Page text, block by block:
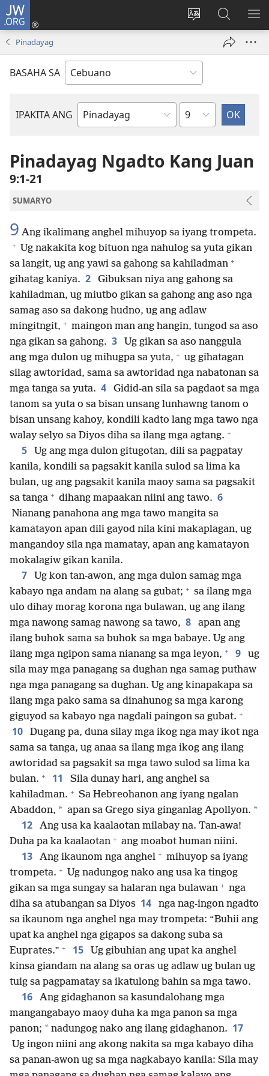
JW.ORG
Ilisi
pinulongan
sa
site
Log
ug
window)
Pangitaa
sa
JW.ORG
Pinadayag
BASAHA SA
IPAKITA ANG
Basahon
Bibliya
Kapitulo
Pinadayag Ngadto Kang Juan
9:1-21
SUMARYO
9 Ang ikalimang anghel mihuyop sa iyang trompeta.
+ Ug nakakita kog bituon nga nahulog sa yuta gikan
sa langit, ug ang yawi sa gahong sa kahiladman +
gihatag kaniya. 2
Gibuksan niya ang gahong sa
kahiladman, ug miutbo gikan sa gahong ang aso nga
samag aso sa dakong hudno, ug ang adlaw
mingitngit, + maingon man ang hangin, tungod sa aso
nga gikan sa gahong. 3
Ug gikan sa aso nanggula
ang mga dulon ug mihugpa sa yuta, + ug gihatagan
silag awtoridad, sama sa awtoridad nga nabatonan sa
mga tanga sa yuta. 4
Gidid-an sila sa pagdaot sa mga
tanom sa yuta o sa bisan unsang lunhawng tanom o
bisan unsang kahoy, kondili kadto lang mga tawo nga
walay selyo sa Diyos diha sa ilang mga agtang. +
5
Ug ang mga dulon gitugotan, dili sa pagpatay
kanila, kondili sa pagsakit kanila sulod sa lima ka
bulan, ug ang pagsakit kanila maoy sama sa pagsakit
sa tanga + dihang mapaakan niini ang tawo. 6
Nianang panahona ang mga tawo mangita sa
kamatayon apan dili gayod nila kini makaplagan, ug
mangandoy sila nga mamatay, apan ang kamatayon
mokalagiw gikan kanila.
7
Ug kon tan-awon, ang mga dulon samag mga
kabayo nga andam na alang sa gubat; + sa ilang mga
ulo dihay morag korona nga bulawan, ug ang ilang
mga nawong samag nawong sa tawo, 8
apan ang
ilang buhok sama sa buhok sa mga babaye. Ug ang
ilang mga ngipon sama nianang sa mga leyon, + 9
ug
sila may mga panagang sa dughan nga samag puthaw
nga mga panagang sa dughan. Ug ang kinapakapa sa
ilang mga pako sama sa dinahunog sa mga karong
giguyod sa kabayo nga nagdali paingon sa gubat. +
10
Dugang pa, duna silay mga ikog nga may ikot nga
sama sa tanga, ug anaa sa ilang mga ikog ang ilang
awtoridad sa pagsakit sa mga tawo sulod sa lima ka
bulan. + 11
Sila dunay hari, ang anghel sa
kahiladman. + Sa Hebreohanon ang iyang ngalan
Abaddon, * apan sa Grego siya ginganlag Apollyon. *
12
Ang usa ka kaalaotan milabay na. Tan-awa!
Duha pa ka kaalaotan + ang moabot human niini.
13 Ang ikaunom nga anghel + mihuyop sa iyang
trompeta. + Ug nadungog nako ang usa ka tingog
gikan sa mga sungay sa halaran nga bulawan + nga
diha sa atubangan sa Diyos 14
nga nag-ingon ngadto
sa ikaunom nga anghel nga may trompeta: “Buhii ang
upat ka anghel nga gigapos sa dakong suba sa
Euprates.” + 15
Ug gibuhian ang upat ka anghel
kinsa giandam na alang sa oras ug adlaw ug bulan ug
tuig sa pagpamatay sa ikatulong bahin sa mga tawo.
16
Ang gidaghanon sa kasundalohang mga
mangangabayo maoy duha ka mga panon sa mga
panon; * nadungog nako ang ilang gidaghanon. 17
Ug ingon niini ang akong nakita sa mga kabayo diha
sa panan-awon ug sa mga nagkabayo kanila: Sila may